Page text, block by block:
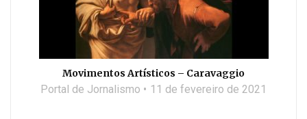
Movimentos Artísticos – Caravaggio
Portal de Jornalismo 11 de fevereiro de 2021